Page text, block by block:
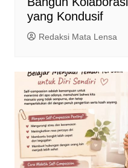
yang Kondusif
Redaksi Mata Lensa